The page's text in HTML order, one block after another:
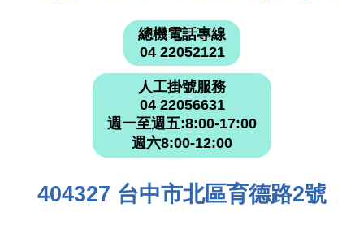
總機電話專線
04 22052121
人工掛號服務
04 22056631
週一至週五:8:00-17:00
週六8:00-12:00
404327 台中市北區育德路2號